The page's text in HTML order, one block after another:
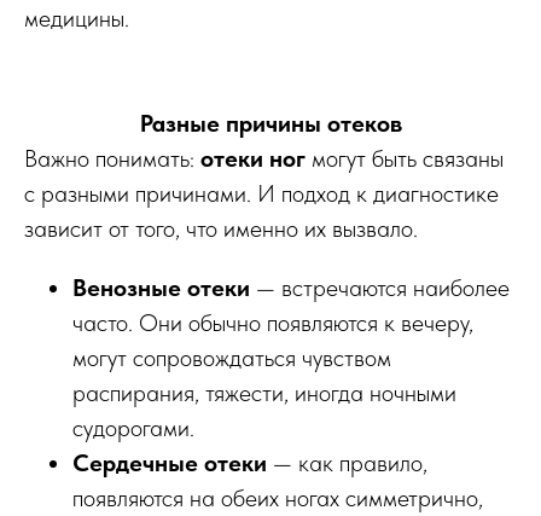
медицины.
Разные причины отеков
Важно понимать: отеки ног могут быть связаны
с разными причинами. И подход к диагностике
зависит от того, что именно их вызвало.
Венозные отеки — встречаются наиболее
часто. Они обычно появляются к вечеру,
могут сопровождаться чувством
распирания, тяжести, иногда ночными
судорогами.
Сердечные отеки — как правило,
появляются на обеих ногах симметрично,